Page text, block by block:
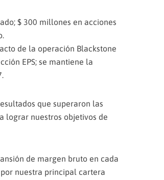
$ 300 millones en acciones
de la operación Blackstone
EPS; se mantiene la
que superaron las
lograr nuestros objetivos de
de margen bruto en cada
nuestra principal cartera